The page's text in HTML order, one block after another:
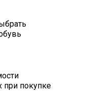
при покупке